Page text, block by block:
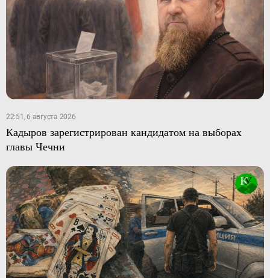
22:51, 6 августа 2026
Кадыров зарегистрирован кандидатом на выборах
главы Чечни